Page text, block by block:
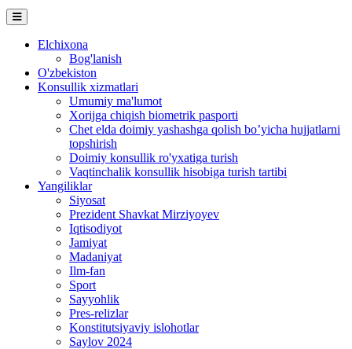
Elchixona
Bog'lanish
O'zbekiston
Konsullik xizmatlari
Umumiy ma'lumot
Xorijga chiqish biometrik pasporti
Chet elda doimiy yashashga qolish bo’yicha hujjatlarni
topshirish
Doimiy konsullik ro'yxatiga turish
Vaqtinchalik konsullik hisobiga turish tartibi
Yangiliklar
Siyosat
Prezident Shavkat Mirziyoyev
Iqtisodiyot
Jamiyat
Madaniyat
Ilm-fan
Sport
Sayyohlik
Pres-relizlar
Konstitutsiyaviy islohotlar
Saylov 2024